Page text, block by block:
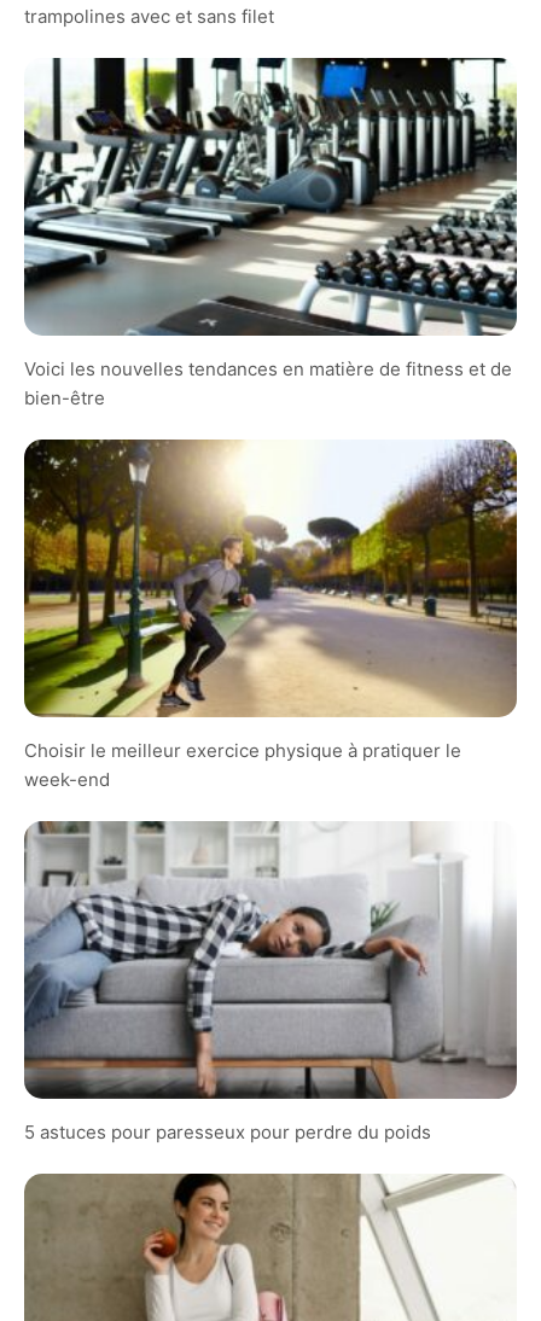
trampolines avec et sans filet
Voici les nouvelles tendances en matière de fitness et de
bien-être
Choisir le meilleur exercice physique à pratiquer le
week-end
5 astuces pour paresseux pour perdre du poids